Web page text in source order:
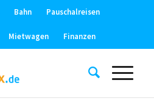
Bahn Pauschalreisen
Mietwagen Finanzen